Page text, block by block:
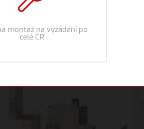
montáž na vyžádání po
celé ČR